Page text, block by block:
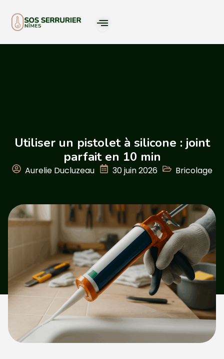
Utiliser un pistolet à silicone : joint
parfait en 10 min
Aurelie Ducluzeau 30 juin 2026 Bricolage